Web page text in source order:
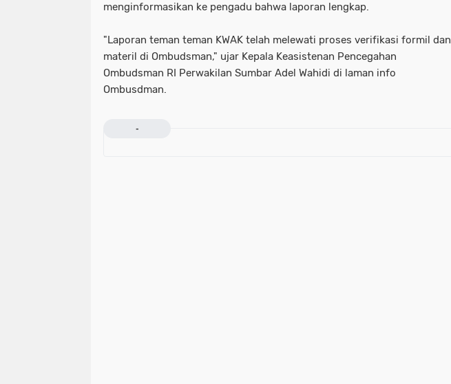
menginformasikan ke pengadu bahwa laporan lengkap.
"Laporan teman teman KWAK telah melewati proses verifikasi formil dan
materil di Ombudsman," ujar Kepala Keasistenan Pencegahan
Ombudsman RI Perwakilan Sumbar Adel Wahidi di laman info
Ombusdman.
-